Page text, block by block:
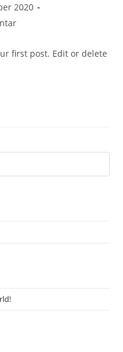
2020
first post. Edit or delete